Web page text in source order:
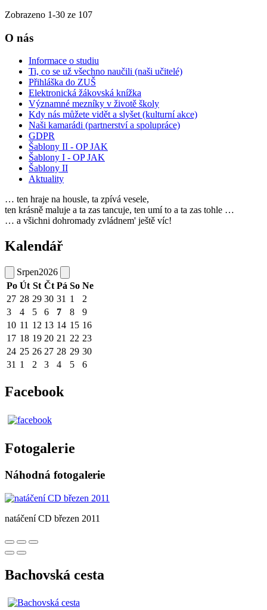
Zobrazeno 1-30 ze 107
O nás
Informace o studiu
Ti, co se už všechno naučili (naši učitelé)
Přihláška do ZUŠ
Elektronická žákovská knížka
Významné mezníky v životě školy
Kdy nás můžete vidět a slyšet (kulturní akce)
Naši kamarádi (partnerství a spolupráce)
GDPR
Šablony II - OP JAK
Šablony I - OP JAK
Šablony II
Aktuality
… ten hraje na housle, ta zpívá vesele,
ten krásně maluje a ta zas tancuje, ten umí to a ta zas tohle …
… a všichni dohromady zvládnem' ještě víc!
Kalendář
Srpen2026
Po Út St Čt Pá So Ne
27 28 29 30 31 1
2
3
4 5 6 7 8
9
10 11 12 13 14 15 16
17 18 19 20 21 22 23
24 25 26 27 28 29 30
31 1 2 3 4 5 6
Facebook
Fotogalerie
Náhodná fotogalerie
natáčení CD březen 2011
Bachovská cesta